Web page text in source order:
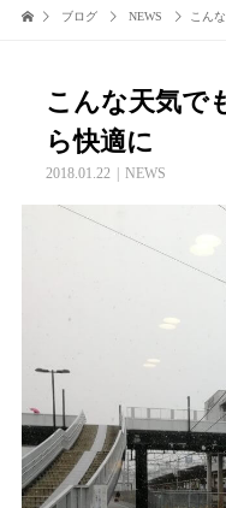
ブログ NEWS こん
こんな天気で
ら快適に
2018.01.22 NEWS